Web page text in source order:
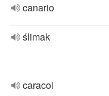
canario
ślimak
caracol